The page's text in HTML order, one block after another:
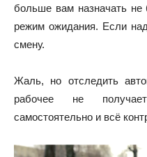
больше вам назначать не
режим ожидания. Если
смену.
Жаль, но отследить
рабочее не
самостоятельно и всё